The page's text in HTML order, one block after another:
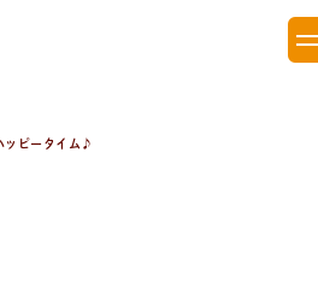
ッピータイム♪